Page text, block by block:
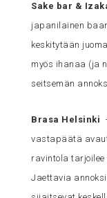
Sake bar &
japanilainen
keskitytään
myös ihanaa (ja
seitsemän
Brasa Helsinki
vastapäätä
ravintola
Jaettavia